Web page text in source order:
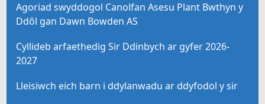
Agoriad swyddogol Canolfan Asesu Plant Bwthyn y
Ddôl gan Dawn Bowden AS
Cyllideb arfaethedig Sir Ddinbych ar gyfer 2026-
2027
Lleisiwch eich barn i ddylanwadu ar ddyfodol y sir